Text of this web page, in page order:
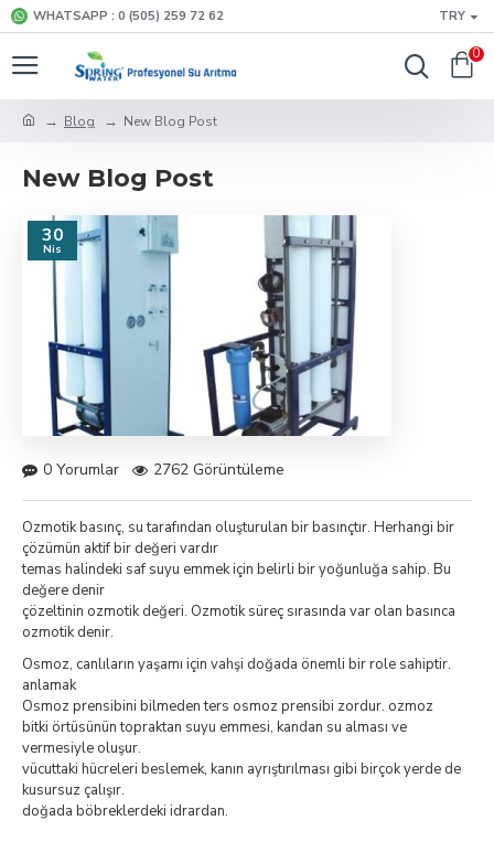
WHATSAPP : 0 (505) 259 72 62 TRY
0
Blog New Blog Post
New Blog Post
30
Nis
0 Yorumlar 2762 Görüntüleme
Ozmotik basınç, su tarafından oluşturulan bir basınçtır. Herhangi bir
çözümün aktif bir değeri vardır
temas halindeki saf suyu emmek için belirli bir yoğunluğa sahip. Bu
değere denir
çözeltinin ozmotik değeri. Ozmotik süreç sırasında var olan basınca
ozmotik denir.
Osmoz, canlıların yaşamı için vahşi doğada önemli bir role sahiptir.
anlamak
Osmoz prensibini bilmeden ters osmoz prensibi zordur. ozmoz
bitki örtüsünün topraktan suyu emmesi, kandan su alması ve
vermesiyle oluşur.
vücuttaki hücreleri beslemek, kanın ayrıştırılması gibi birçok yerde de
kusursuz çalışır.
doğada böbreklerdeki idrardan.